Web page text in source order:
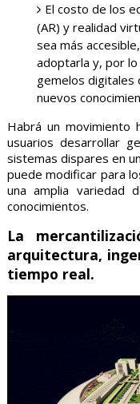
El costo de los
(AR) y realidad
sea más
adoptarla y, por
gemelos digitales
nuevos
Habrá un movimiento
usuarios desarrollar
sistemas dispares en
puede modificar para
una amplia variedad
conocimientos.
La
arquitectura,
tiempo real.